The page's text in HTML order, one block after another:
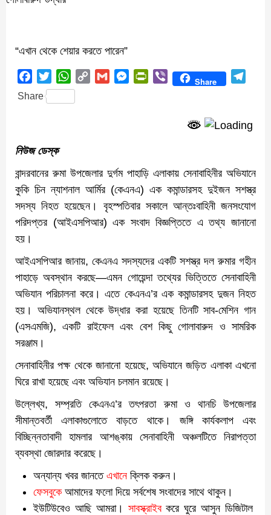
“এখান থেকে শেয়ার করতে পারেন”
Facebook
TwitterWhatsApp
Copy
Gmail MessengerPrintFriendly
Viber Share
Share
নিউজ ডেস্ক
বান্দরবানের রুমা উপজেলার দুর্গম পাহাড়ি এলাকায় সেনাবাহিনীর অভিযানে
কুকি চিন ন্যাশনাল আর্মির (কেএনএ) এক কমান্ডারসহ দুইজন সশস্ত্র
সদস্য নিহত হয়েছেন। বৃহস্পতিবার সকালে আন্তঃবাহিনী জনসংযোগ
পরিদপ্তর (আইএসপিআর) এক সংবাদ বিজ্ঞপ্তিতে এ তথ্য জানানো
হয়।
আইএসপিআর জানায়, কেএনএ সদস্যদের একটি সশস্ত্র দল রুমার গহীন
পাহাড়ে অবস্থান করছে—এমন গোয়েন্দা তথ্যের ভিত্তিতে সেনাবাহিনী
অভিযান পরিচালনা করে। এতে কেএনএ’র এক কমান্ডারসহ দুজন নিহত
হয়। অভিযানস্থল থেকে উদ্ধার করা হয়েছে তিনটি সাব-মেশিন গান
(এসএমজি), একটি রাইফেল এবং বেশ কিছু গোলাবারুদ ও সামরিক
সরঞ্জাম।
সেনাবাহিনীর পক্ষ থেকে জানানো হয়েছে, অভিযানে জড়িত এলাকা এখনো
ঘিরে রাখা হয়েছে এবং অভিযান চলমান রয়েছে।
উল্লেখ্য, সম্প্রতি কেএনএ’র তৎপরতা রুমা ও থানচি উপজেলার
সীমান্তবর্তী এলাকাগুলোতে বাড়তে থাকে। জঙ্গি কার্যকলাপ এবং
বিচ্ছিন্নতাবাদী হামলার আশঙ্কায় সেনাবাহিনী অঞ্চলটিতে নিরাপত্তা
ব্যবস্থা জোরদার করেছে।
অন্যান্য খবর জানতে এখানে ক্লিক করুন।
ফেসবুকেআমাদের ফলো দিয়ে সর্বশেষ সংবাদের সাথে থাকুন।
ইউটিউবেও আছি আমরা। সাবস্ক্রাইব করে ঘুরে আসুন ডিজিটাল